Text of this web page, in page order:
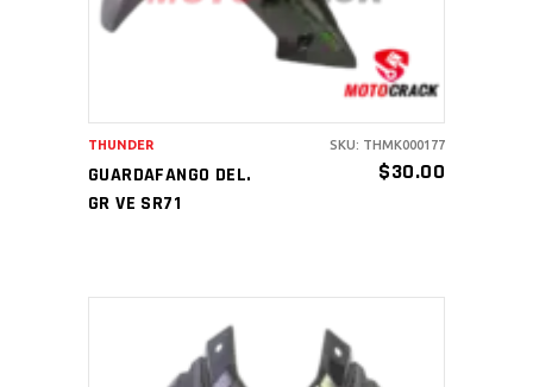
GUARDAFANGO DEL.
GR VE SR71
$30.00
THUNDER SKU: THMK000177